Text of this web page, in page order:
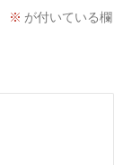
※ が付いている欄